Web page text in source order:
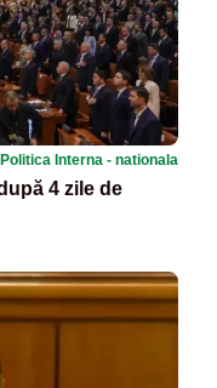
Politica Interna - nationala
4 zile de